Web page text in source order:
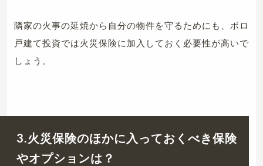
隣家の火事の延焼から自分の物件を守るためにも、ボロ
戸建て投資では火災保険に加入しておく必要性が高いで
しょう。
3.火災保険のほかに入っておくべき保険
やオプションは？